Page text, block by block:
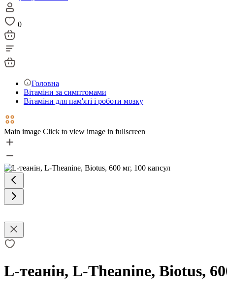
0
Головна
Вітаміни за симптомами
Вітаміни для пам'яті і роботи мозку
Main image Click to view image in fullscreen
L-теанін, L-Theanine, Biotus,